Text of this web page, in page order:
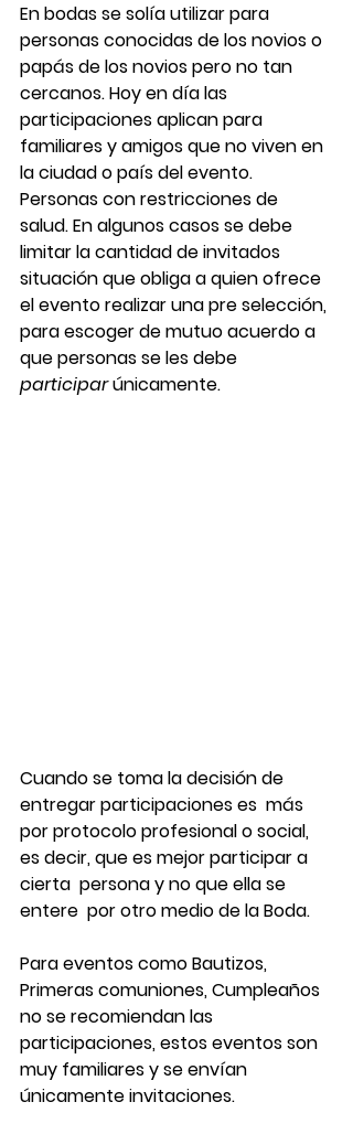
En bodas se solía utilizar para
personas conocidas de los novios o
papás de los novios pero no tan
cercanos. Hoy en día las
participaciones aplican para
familiares y amigos que no viven en
la ciudad o país del evento.
Personas con restricciones de
salud. En algunos casos se debe
limitar la cantidad de invitados
situación que obliga a quien ofrece
el evento realizar una pre selección,
para escoger de mutuo acuerdo a
que personas se les debe
participar únicamente.
Cuando se toma la decisión de
entregar participaciones es  más
por protocolo profesional o social,
es decir, que es mejor participar a
cierta  persona y no que ella se
entere  por otro medio de la Boda.
Para eventos como Bautizos,
Primeras comuniones, Cumpleaños
no se recomiendan las
participaciones, estos eventos son
muy familiares y se envían
únicamente invitaciones.